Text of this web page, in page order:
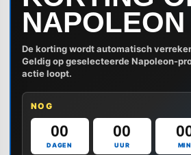
NAPOLEON
De korting wordt automatisch
Geldig op geselecteerde Napoleon-
actie loopt.
NOG
00
DAGEN
00
UUR MIN